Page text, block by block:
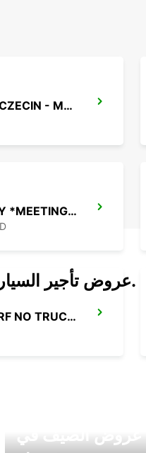
HOTEL NOVOTEL SZCZECIN - MEET POINT
SWINOUJSCIE FERRY *MEETING POINT*
BERLIN HELLERSDORF NO TRUCKS IKC
عروض تأجير السيارات وتأجير الشاحنات اليوم.